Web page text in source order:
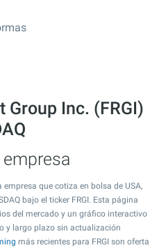
Group Inc. (FRGI)
que cotiza en bolsa de USA,
bajo el ticker FRGI. Esta página
del mercado y un gráfico interactivo
y largo plazo sin actualización
más recientes para FRGI son oferta